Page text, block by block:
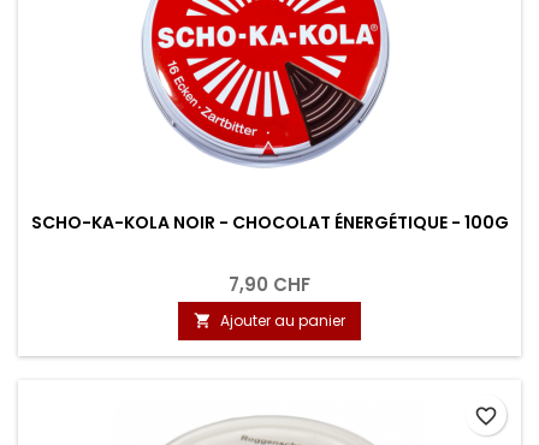
SCHO-KA-KOLA NOIR - CHOCOLAT ÉNERGÉTIQUE - 100G
7,90 CHF
 Ajouter au panier
favorite_border